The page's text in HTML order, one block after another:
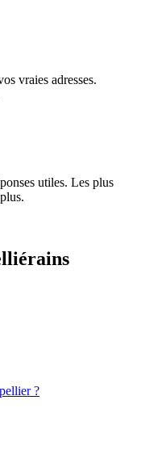
vraies adresses.
utiles. Les plus
?